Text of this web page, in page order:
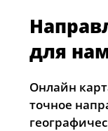
для
Онлайн
точное